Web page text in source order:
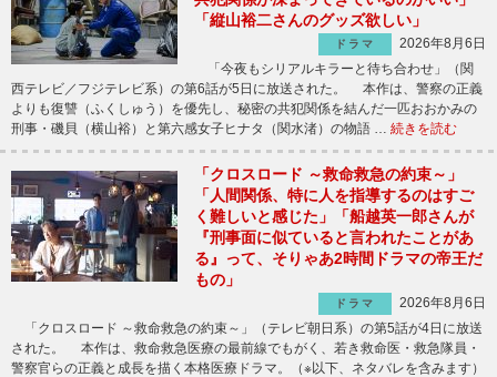
「縦山裕二さんのグッズ欲しい」
ドラマ
2026年8月6日
「今夜もシリアルキラーと待ち合わせ」（関
西テレビ／フジテレビ系）の第6話が5日に放送された。 本作は、警察の正義
よりも復讐（ふくしゅう）を優先し、秘密の共犯関係を結んだ一匹おおかみの
刑事・磯貝（横山裕）と第六感女子ヒナタ（関水渚）の物語 … 続きを読む
「クロスロード ～救命救急の約束～」
「人間関係、特に人を指導するのはすご
く難しいと感じた」「船越英一郎さんが
『刑事面に似ていると言われたことがあ
る』って、そりゃあ2時間ドラマの帝王だ
もの」
ドラマ
2026年8月6日
「クロスロード ～救命救急の約束～」（テレビ朝日系）の第5話が4日に放送
された。 本作は、救命救急医療の最前線でもがく、若き救命医・救急隊員・
警察官らの正義と成長を描く本格医療ドラマ。（※以下、ネタバレを含みます）